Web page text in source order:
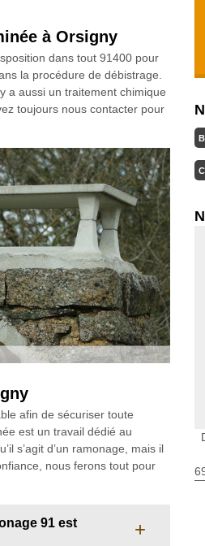
à Orsigny
dans tout 91400 pour
la procédure de débistrage.
a aussi un traitement chimique
toujours nous contacter pour
afin de sécuriser toute
est un travail dédié au
s’agit d’un ramonage, mais il
nous ferons tout pour
91 est